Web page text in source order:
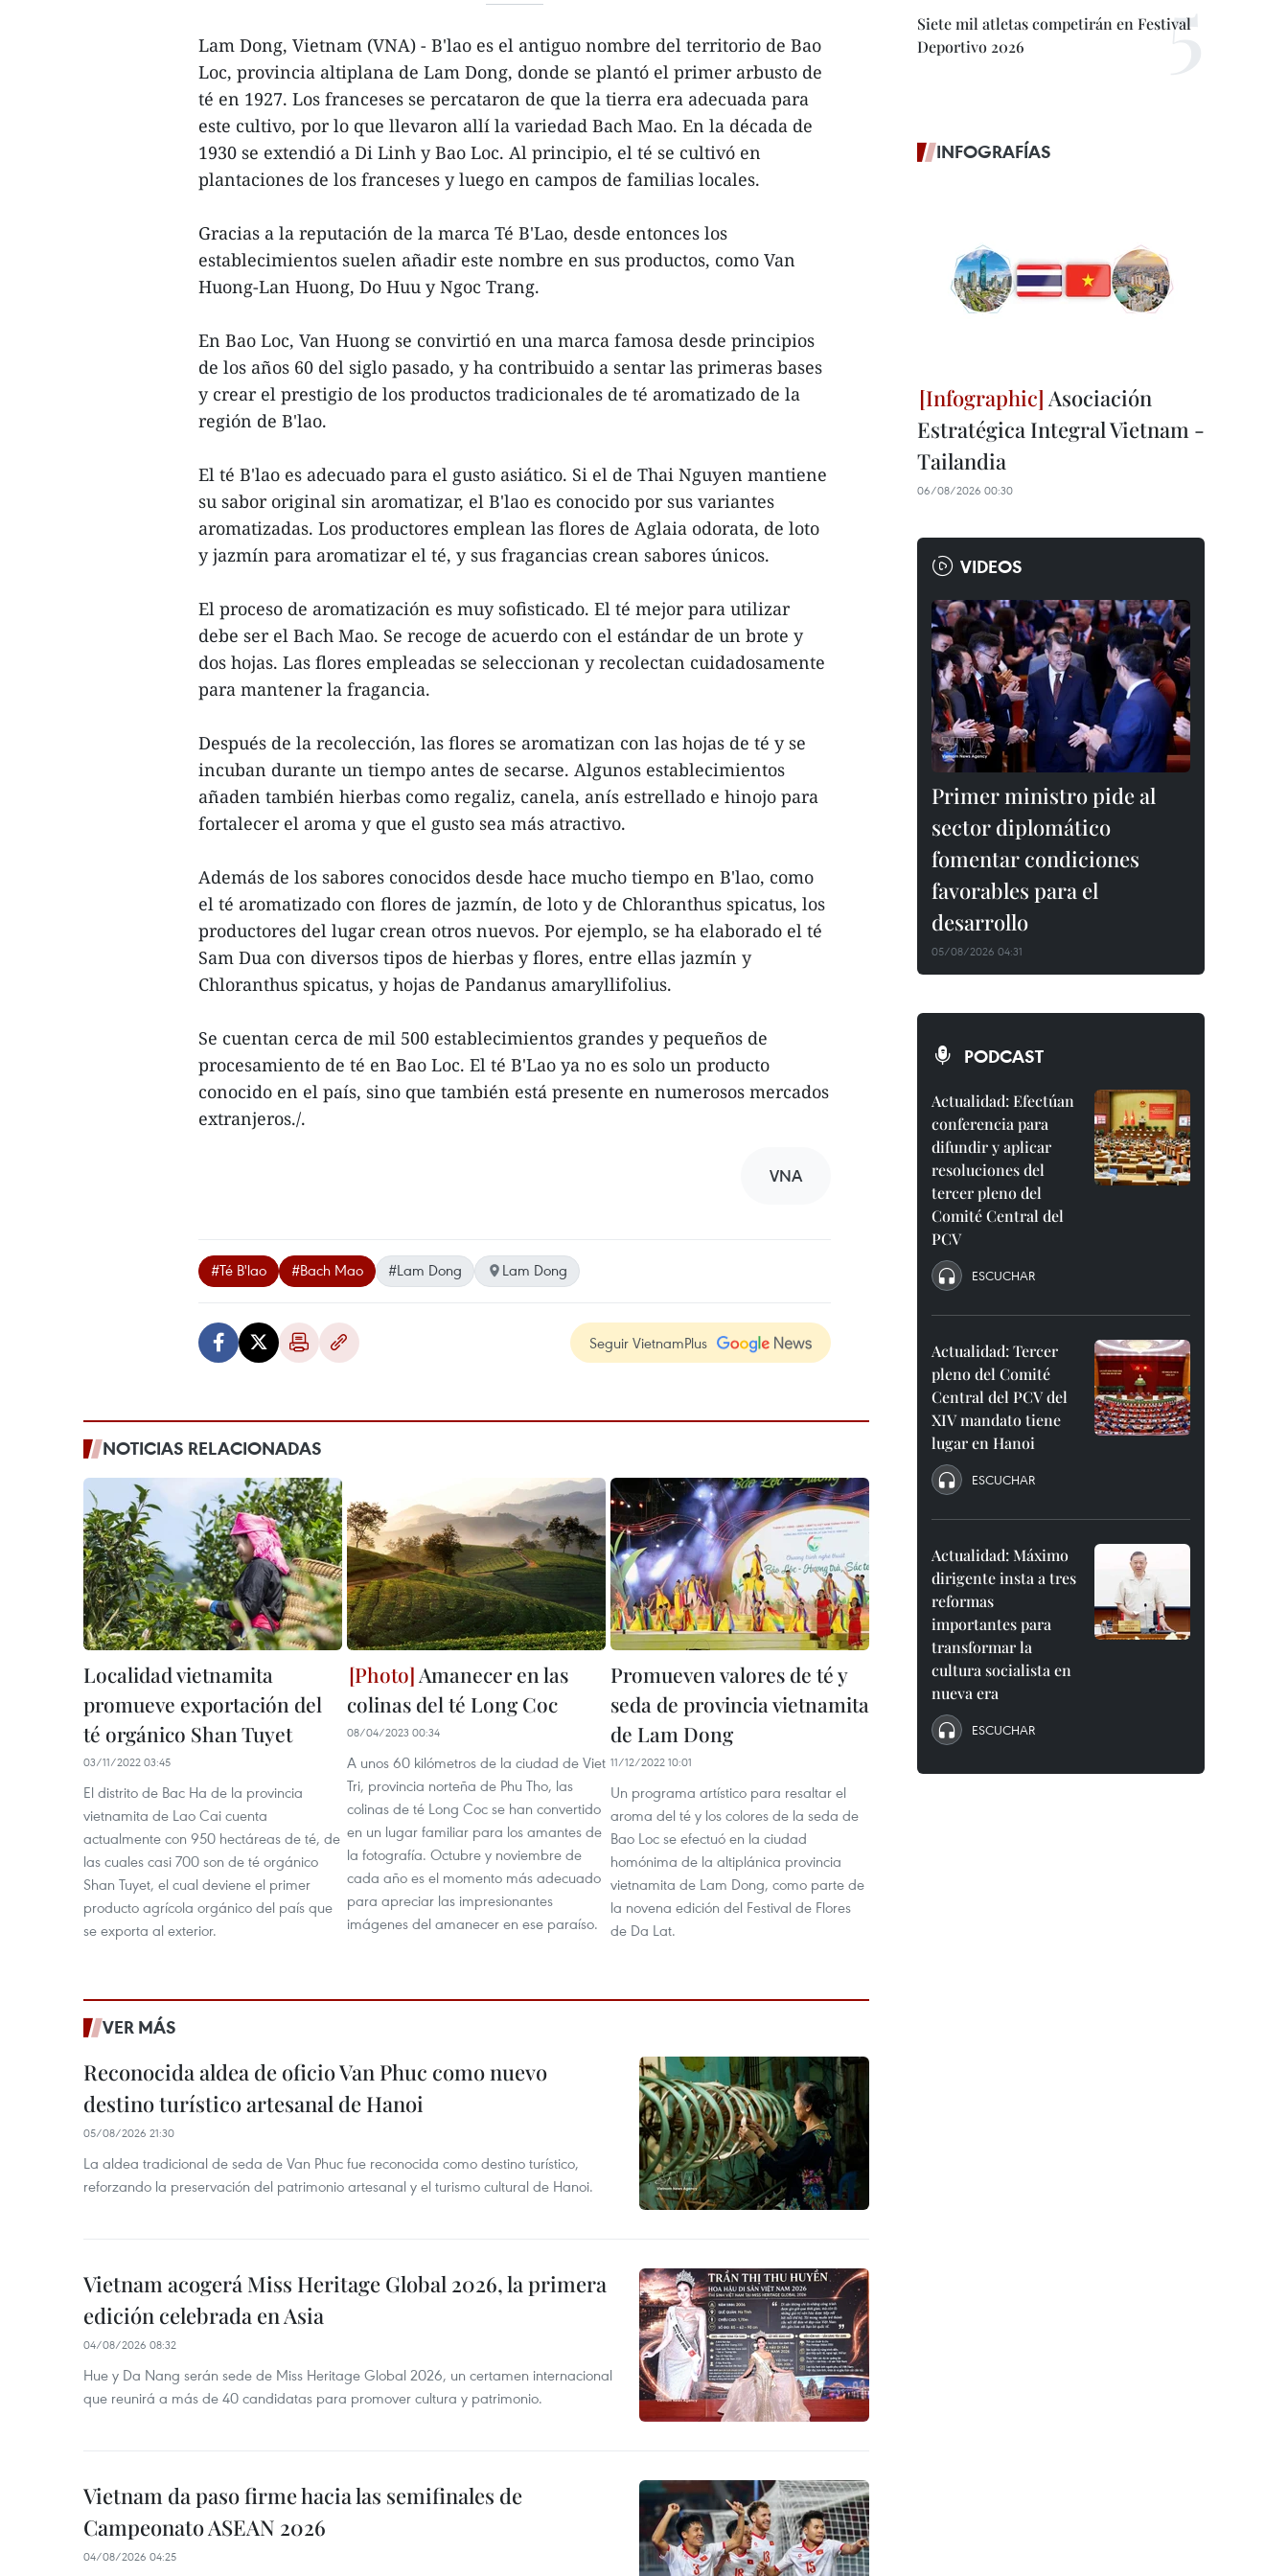
Lam Dong, Vietnam (VNA) - B'lao es el antiguo nombre del territorio de Bao
Loc, provincia altiplana de Lam Dong, donde se plantó el primer arbusto de
té en 1927. Los franceses se percataron de que la tierra era adecuada para
este cultivo, por lo que llevaron allí la variedad Bach Mao. En la década de
1930 se extendió a Di Linh y Bao Loc. Al principio, el té se cultivó en
plantaciones de los franceses y luego en campos de familias locales.
Gracias a la reputación de la marca Té B'Lao, desde entonces los
establecimientos suelen añadir este nombre en sus productos, como Van
Huong-Lan Huong, Do Huu y Ngoc Trang.
En Bao Loc, Van Huong se convirtió en una marca famosa desde principios
de los años 60 del siglo pasado, y ha contribuido a sentar las primeras bases
y crear el prestigio de los productos tradicionales de té aromatizado de la
región de B'lao.
El té B'lao es adecuado para el gusto asiático. Si el de Thai Nguyen mantiene
su sabor original sin aromatizar, el B'lao es conocido por sus variantes
aromatizadas. Los productores emplean las flores de Aglaia odorata, de loto
y jazmín para aromatizar el té, y sus fragancias crean sabores únicos.
El proceso de aromatización es muy sofisticado. El té mejor para utilizar
debe ser el Bach Mao. Se recoge de acuerdo con el estándar de un brote y
dos hojas. Las flores empleadas se seleccionan y recolectan cuidadosamente
para mantener la fragancia.
Después de la recolección, las flores se aromatizan con las hojas de té y se
incuban durante un tiempo antes de secarse. Algunos establecimientos
añaden también hierbas como regaliz, canela, anís estrellado e hinojo para
fortalecer el aroma y que el gusto sea más atractivo.
Además de los sabores conocidos desde hace mucho tiempo en B'lao, como
el té aromatizado con flores de jazmín, de loto y de Chloranthus spicatus, los
productores del lugar crean otros nuevos. Por ejemplo, se ha elaborado el té
Sam Dua con diversos tipos de hierbas y flores, entre ellas jazmín y
Chloranthus spicatus, y hojas de Pandanus amaryllifolius.
Se cuentan cerca de mil 500 establecimientos grandes y pequeños de
procesamiento de té en Bao Loc. El té B'Lao ya no es solo un producto
conocido en el país, sino que también está presente en numerosos mercados
extranjeros./.
VNA
#Té B'lao #Bach Mao #Lam Dong Lam Dong
Seguir VietnamPlus
NOTICIAS RELACIONADAS
Localidad vietnamita
promueve exportación del
té orgánico Shan Tuyet
03/11/2022 03:45
El distrito de Bac Ha de la provincia
vietnamita de Lao Cai cuenta
actualmente con 950 hectáreas de té, de
las cuales casi 700 son de té orgánico
Shan Tuyet, el cual deviene el primer
producto agrícola orgánico del país que
se exporta al exterior.
Amanecer en las
colinas del té Long Coc
08/04/2023 00:34
A unos 60 kilómetros de la ciudad de Viet
Tri, provincia norteña de Phu Tho, las
colinas de té Long Coc se han convertido
en un lugar familiar para los amantes de
la fotografía. Octubre y noviembre de
cada año es el momento más adecuado
para apreciar las impresionantes
imágenes del amanecer en ese paraíso.
Promueven valores de té y
seda de provincia vietnamita
de Lam Dong
11/12/2022 10:01
Un programa artístico para resaltar el
aroma del té y los colores de la seda de
Bao Loc se efectuó en la ciudad
homónima de la altiplánica provincia
vietnamita de Lam Dong, como parte de
la novena edición del Festival de Flores
de Da Lat.
VER MÁS
Reconocida aldea de oficio Van Phuc como nuevo
destino turístico artesanal de Hanoi
05/08/2026 21:30
La aldea tradicional de seda de Van Phuc fue reconocida como destino turístico,
reforzando la preservación del patrimonio artesanal y el turismo cultural de Hanoi.
Vietnam acogerá Miss Heritage Global 2026, la primera
edición celebrada en Asia
04/08/2026 08:32
Hue y Da Nang serán sede de Miss Heritage Global 2026, un certamen internacional
que reunirá a más de 40 candidatas para promover cultura y patrimonio.
Vietnam da paso firme hacia las semifinales de
Campeonato ASEAN 2026
04/08/2026 04:25
Siete mil atletas competirán en Festival
Deportivo 2026
INFOGRAFÍAS
Asociación
Estratégica Integral Vietnam -
Tailandia
06/08/2026 00:30
VIDEOS
Primer ministro pide al
sector diplomático
fomentar condiciones
favorables para el
desarrollo
05/08/2026 04:31
PODCAST
Actualidad: Efectúan
conferencia para
difundir y aplicar
resoluciones del
tercer pleno del
Comité Central del
PCV
ESCUCHAR
Actualidad: Tercer
pleno del Comité
Central del PCV del
XIV mandato tiene
lugar en Hanoi
ESCUCHAR
Actualidad: Máximo
dirigente insta a tres
reformas
importantes para
transformar la
cultura socialista en
nueva era
ESCUCHAR